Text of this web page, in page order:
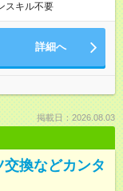
スキル不要
詳細へ
掲載日：2026.08.03
換などカンタ